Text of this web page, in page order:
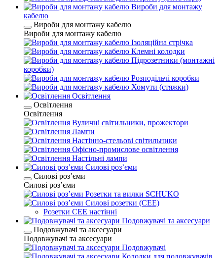
Вироби для монтажу
кабелю
Вироби для монтажу кабелю
Вироби для монтажу кабелю
Ізоляційна стрічка
Клемні колодки
Підрозетники (монтажні
коробки)
Розподільчі коробки
Хомути (стяжки)
Освітлення
Освітлення
Освітлення
Вуличні світильники, прожектори
Лампи
Настінно-стельові світильники
Офісно-промислове освітлення
Настільні лампи
Силові розʼєми
Силові розʼєми
Силові розʼєми
Розетки та вилки SCHUKO
Силові розетки (CEE)
Розетки CEE настінні
Подовжувачі та аксесуари
Подовжувачі та аксесуари
Подовжувачі та аксесуари
Подовжувачі
Колодки для подовжувачів